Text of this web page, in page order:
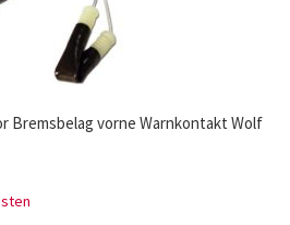
Bremsbelag vorne Warnkontakt Wolf